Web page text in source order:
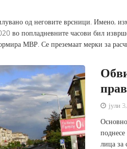
од неговите врсници. Имено,
во попладневните часови бил
МВР. Се преземаат мерки за
јули
лица за